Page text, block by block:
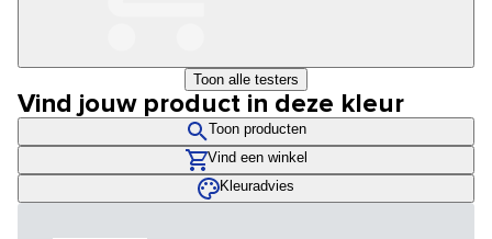
Toon alle testers
Vind jouw product in deze kleur
Toon producten
Vind een winkel
Kleuradvies